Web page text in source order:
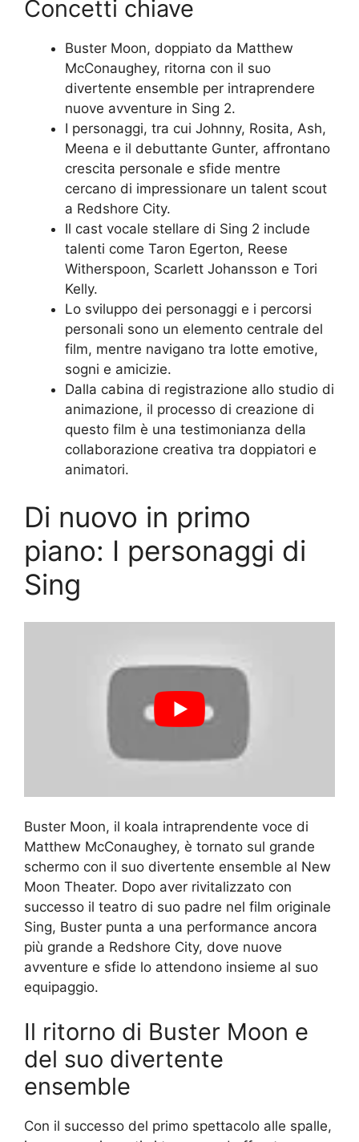
Concetti chiave
Buster Moon, doppiato da Matthew
McConaughey, ritorna con il suo
divertente ensemble per intraprendere
nuove avventure in Sing 2.
I personaggi, tra cui Johnny, Rosita, Ash,
Meena e il debuttante Gunter, affrontano
crescita personale e sfide mentre
cercano di impressionare un talent scout
a Redshore City.
Il cast vocale stellare di Sing 2 include
talenti come Taron Egerton, Reese
Witherspoon, Scarlett Johansson e Tori
Kelly.
Lo sviluppo dei personaggi e i percorsi
personali sono un elemento centrale del
film, mentre navigano tra lotte emotive,
sogni e amicizie.
Dalla cabina di registrazione allo studio di
animazione, il processo di creazione di
questo film è una testimonianza della
collaborazione creativa tra doppiatori e
animatori.
Di nuovo in primo
piano: I personaggi di
Sing
Buster Moon, il koala intraprendente voce di
Matthew McConaughey, è tornato sul grande
schermo con il suo divertente ensemble al New
Moon Theater. Dopo aver rivitalizzato con
successo il teatro di suo padre nel film originale
Sing, Buster punta a una performance ancora
più grande a Redshore City, dove nuove
avventure e sfide lo attendono insieme al suo
equipaggio.
Il ritorno di Buster Moon e
del suo divertente
ensemble
Con il successo del primo spettacolo alle spalle,